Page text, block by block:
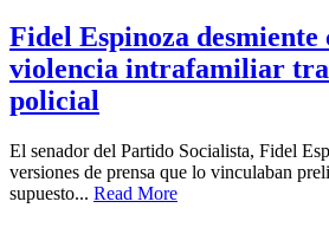
Fidel Espinoza desmiente
violencia intrafamiliar
policial
El senador del Partido Socialista, Fidel
versiones de prensa que lo vinculaban
supuesto... Read More